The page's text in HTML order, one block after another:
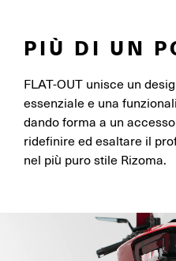
PIÙ DI UN
FLAT-OUT unisce un
essenziale e una
dando forma a un
ridefinire ed esaltare il
nel più puro stile Rizoma.